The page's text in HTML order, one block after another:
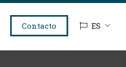
Contacto ES